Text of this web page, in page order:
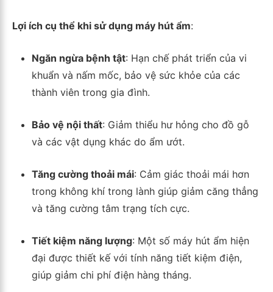
Lợi ích cụ thể khi sử dụng máy hút ẩm:
Ngăn ngừa bệnh tật: Hạn chế phát triển của vi
khuẩn và nấm mốc, bảo vệ sức khỏe của các
thành viên trong gia đình.
Bảo vệ nội thất: Giảm thiểu hư hỏng cho đồ gỗ
và các vật dụng khác do ẩm ướt.
Tăng cường thoải mái: Cảm giác thoải mái hơn
trong không khí trong lành giúp giảm căng thẳng
và tăng cường tâm trạng tích cực.
Tiết kiệm năng lượng: Một số máy hút ẩm hiện
đại được thiết kế với tính năng tiết kiệm điện,
giúp giảm chi phí điện hàng tháng.